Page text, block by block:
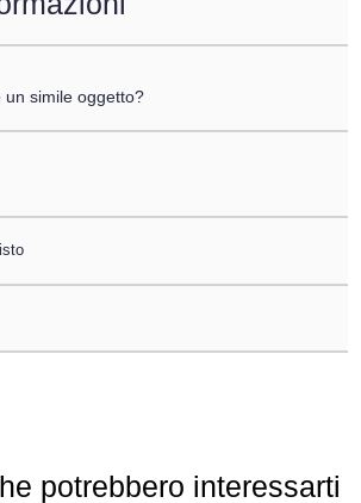
un simile oggetto?
potrebbero interessarti